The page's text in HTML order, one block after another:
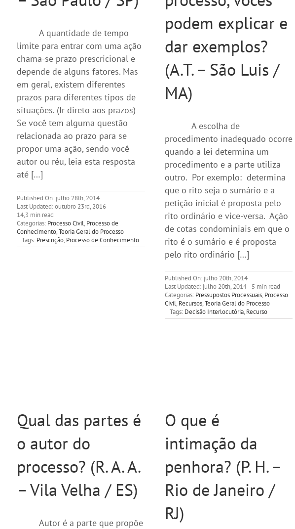
A quantidade de tempo
limite para entrar com uma ação
chama-se prazo prescricional e
depende de alguns fatores. Mas
em geral, existem diferentes
prazos para diferentes tipos de
situações. (Ir direto aos prazos)
Se você tem alguma questão
relacionada ao prazo para se
propor uma ação, sendo você
autor ou réu, leia esta resposta
até […]
Published On: julho 28th, 2014
Last Updated: outubro 23rd, 2016
14,3 min read
Categorias: Processo Civil, Processo de
Conhecimento,Teoria Geral do Processo
Tags: Prescrição, Processo de Conhecimento
podem explicar e
dar exemplos?
(A.T. – São Luis /
MA)
A escolha de
procedimento inadequado ocorre
quando a lei determina um
procedimento e a parte utiliza
outro. Por exemplo: determina
que o rito seja o sumário e a
petição inicial é proposta pelo
rito ordinário e vice-versa. Ação
de cotas condominiais em que o
rito é o sumário e é proposta
pelo rito ordinário […]
Published On: julho 20th, 2014
Last Updated: julho 20th, 2014
5 min read
Categorias: Pressupostos Processuais, Processo
Civil, Recursos,Teoria Geral do Processo
Tags: Decisão Interlocutória, Recurso
Qual das partes é
o autor do
processo? (R. A. A.
– Vila Velha / ES)
Autor é a parte que propõe
O que é
intimação da
penhora? (P. H. –
Rio de Janeiro /
RJ)